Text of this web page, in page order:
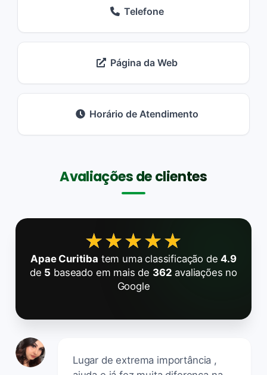
Telefone
Página da Web
Horário de Atendimento
Avaliações de clientes
★★★★★
★★★★★
Apae Curitiba tem uma classificação de4.9
de 5 baseado em mais de 362 avaliações no
Google
Lugar de extrema importância ,